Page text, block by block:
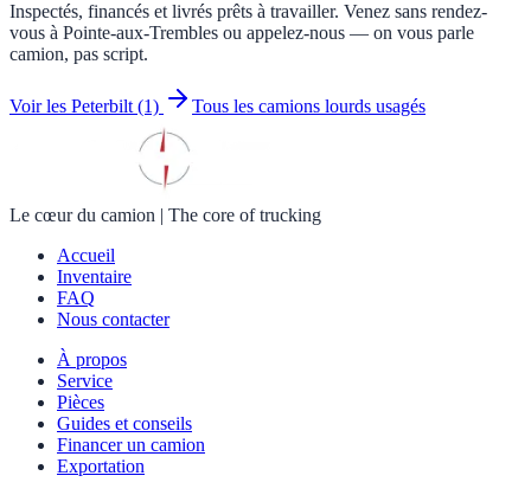
Inspectés, financés et livrés prêts à travailler. Venez sans rendez-
vous à Pointe-aux-Trembles ou appelez-nous — on vous parle
camion, pas script.
Voir les Peterbilt (1) Tous les camions lourds usagés
Le cœur du camion | The core of trucking
Accueil
Inventaire
FAQ
Nous contacter
À propos
Service
Pièces
Guides et conseils
Financer un camion
Exportation